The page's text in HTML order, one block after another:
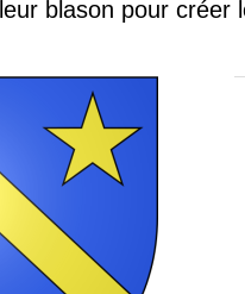
blason pour créer